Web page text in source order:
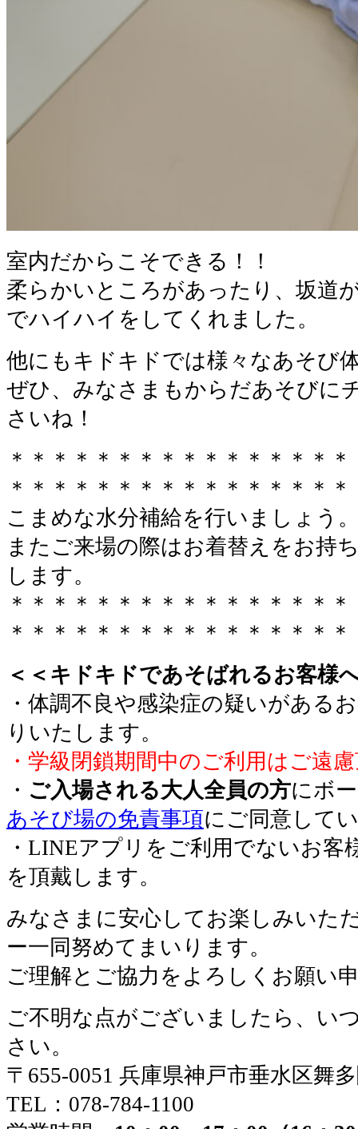
室内だからこそできる！！
柔らかいところがあったり、坂道
でハイハイをしてくれました。
他にもキドキドでは様々なあそび
ぜひ、みなさまもからだあそびに
さいね！
＊＊＊＊＊＊＊＊＊＊＊＊＊＊＊
＊＊＊＊＊＊＊＊＊＊＊＊＊＊＊＊
こまめな水分補給を行いましょう
またご来場の際はお着替えをお持
します。
＊＊＊＊＊＊＊＊＊＊＊＊＊＊＊
＊＊＊＊＊＊＊＊＊＊＊＊＊＊＊＊
＜＜キドキドであそばれるお客様
・体調不良や感染症の疑いがある
りいたします。
・学級閉鎖期間中のご利用はご遠
・ ご入場される大人全員の方にボ
あそび場の免責事項にご同意して
・LINEアプリをご利用でないお客
を頂戴します。
みなさまに安心してお楽しみいた
ー一同努めてまいります。
ご理解とご協力をよろしくお願い
ご不明な点がございましたら、い
さい。
〒655-0051 兵庫県神戸市垂水区舞
TEL：078-784-1100